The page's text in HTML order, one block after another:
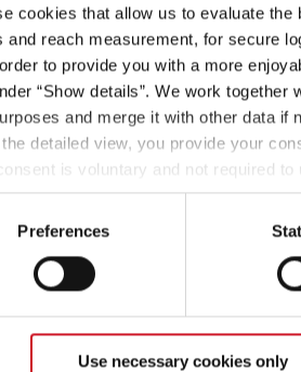
cookies that allow us to evaluate
reach measurement, for secure
to provide you with a more
“Show details”. We work
and merge it with other data if
detailed view, you provide your
is voluntary and not required
or change them later (such as by
in our Privacy Policy.
Preferences
Use necessary cookies only